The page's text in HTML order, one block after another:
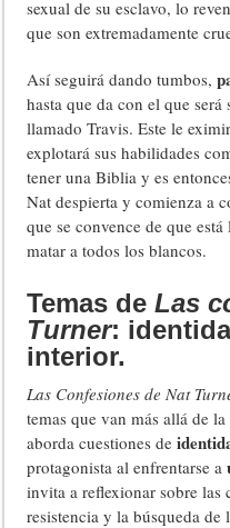
sexual de su esclavo, lo
que son extremadamente
Así seguirá dando tumbos,
hasta que da con el que
llamado Travis. Este le
explotará sus habilidades
tener una Biblia y es
Nat despierta y comienza a
que se convence de que
matar a todos los blancos.
Temas deLas
Turner:
interior.
Las Confesiones de Nat
temas que van más allá de
aborda cuestiones de
protagonista al enfrentarse a
invita a reflexionar sobre las
resistencia y la búsqueda